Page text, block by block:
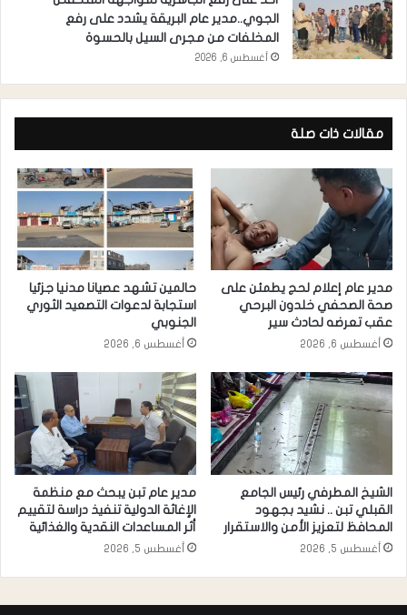
الجوي..مدير عام البريقة يشدد على رفع
المخلفات من مجرى السيل بالحسوة
أغسطس 6, 2026
مقالات ذات صلة
مدير عام إعلام لحج يطمئن على
صحة الصحفي خلدون البرحي
عقب تعرضه لحادث سير
أغسطس 6, 2026
حالمين تشهد عصيانا مدنيا جزئيا
استجابة لدعوات التصعيد الثوري
الجنوبي
أغسطس 6, 2026
الشيخ المطرفي رئيس الجامع
القبلي تبن .. نشيد بجهود
المحافظ لتعزيز الأمن والاستقرار
أغسطس 5, 2026
مدير عام تبن يبحث مع منظمة
الإغاثة الدولية تنفيذ دراسة لتقييم
أثر المساعدات النقدية والغذائية
أغسطس 5, 2026